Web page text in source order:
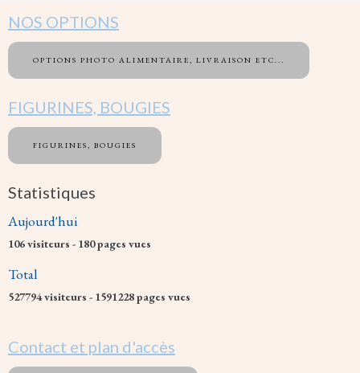
NOS OPTIONS
OPTIONS PHOTO ALIMENTAIRE, LIVRAISON ETC...
FIGURINES, BOUGIES
FIGURINES, BOUGIES
Statistiques
Aujourd'hui
106visiteurs - 180pages vues
Total
527794visiteurs - 1591228pages vues
Contact et plan d'accès